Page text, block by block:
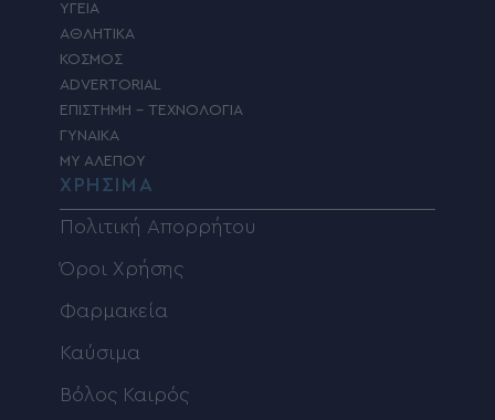
ΥΓΕΙΑ
ΑΘΛΗΤΙΚΑ
ΚΟΣΜΟΣ
ADVERTORIAL
ΕΠΙΣΤΗΜΗ – ΤΕΧΝΟΛΟΓΙΑ
ΓΥΝΑΙΚΑ
MY ΑΛΕΠΟΥ
ΧΡΗΣΙΜΑ
Πολιτική Απορρήτου
Όροι Χρήσης
Φαρμακεία
Καύσιμα
Βόλος Καιρός